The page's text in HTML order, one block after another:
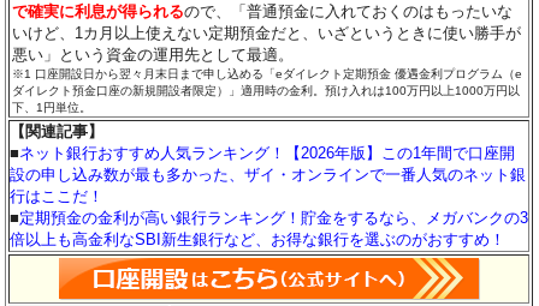
で確実に利息が得られるので、「普通預金に入れておくのはもったいな
いけど、1カ月以上使えない定期預金だと、いざというときに使い勝手が
悪い」という資金の運用先として最適。
※1 口座開設日から翌々月末日まで申し込める「eダイレクト定期預金 優遇金利プログラム（e
ダイレクト預金口座の新規開設者限定）」適用時の金利。預け入れは100万円以上1000万円以
下、1円単位。
【関連記事】
■ネット銀行おすすめ人気ランキング！【2026年版】この1年間で口座開
設の申し込み数が最も多かった、ザイ・オンラインで一番人気のネット銀
行はここだ！
■定期預金の金利が高い銀行ランキング！貯金をするなら、メガバンクの3
倍以上も高金利なSBI新生銀行など、お得な銀行を選ぶのがおすすめ！